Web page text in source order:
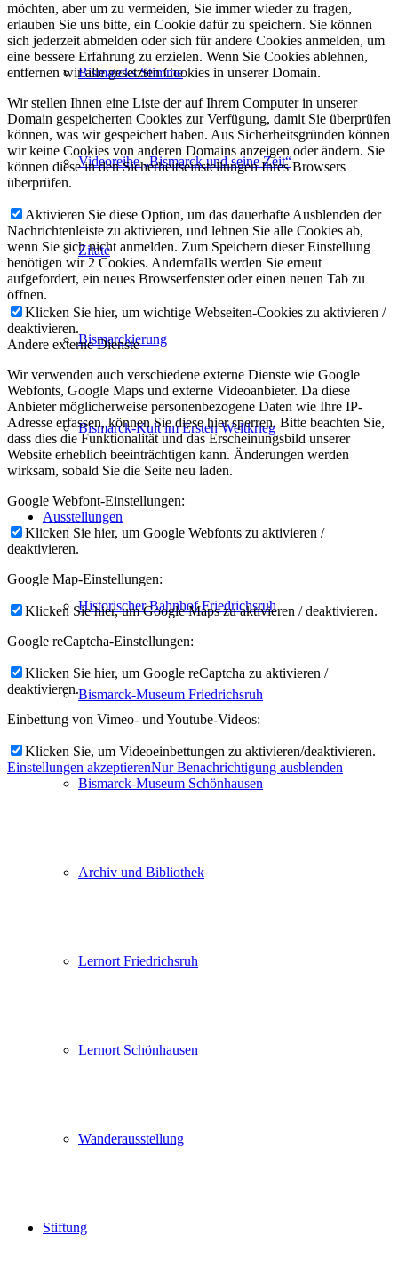
Bismarcks Stimme
Videoreihe „Bismarck und seine Zeit“
Zitate
Bismarckierung
Bismarck-Kult im Ersten Weltkrieg
Ausstellungen
Historischer Bahnhof Friedrichsruh
Bismarck-Museum Friedrichsruh
Bismarck-Museum Schönhausen
Archiv und Bibliothek
Lernort Friedrichsruh
Lernort Schönhausen
Wanderausstellung
Stiftung
möchten, aber um zu vermeiden, Sie immer wieder zu fragen,
erlauben Sie uns bitte, ein Cookie dafür zu speichern. Sie können
sich jederzeit abmelden oder sich für andere Cookies anmelden, um
eine bessere Erfahrung zu erzielen. Wenn Sie Cookies ablehnen,
entfernen wir alle gesetzten Cookies in unserer Domain.
Wir stellen Ihnen eine Liste der auf Ihrem Computer in unserer
Domain gespeicherten Cookies zur Verfügung, damit Sie überprüfen
können, was wir gespeichert haben. Aus Sicherheitsgründen können
wir keine Cookies von anderen Domains anzeigen oder ändern. Sie
können diese in den Sicherheitseinstellungen Ihres Browsers
überprüfen.
Aktivieren Sie diese Option, um das dauerhafte Ausblenden der
Nachrichtenleiste zu aktivieren, und lehnen Sie alle Cookies ab,
wenn Sie sich nicht anmelden. Zum Speichern dieser Einstellung
benötigen wir 2 Cookies. Andernfalls werden Sie erneut
aufgefordert, ein neues Browserfenster oder einen neuen Tab zu
öffnen.
Klicken Sie hier, um wichtige Webseiten-Cookies zu aktivieren /
deaktivieren.
Andere externe Dienste
Wir verwenden auch verschiedene externe Dienste wie Google
Webfonts, Google Maps und externe Videoanbieter. Da diese
Anbieter möglicherweise personenbezogene Daten wie Ihre IP-
Adresse erfassen, können Sie diese hier sperren. Bitte beachten Sie,
dass dies die Funktionalität und das Erscheinungsbild unserer
Website erheblich beeinträchtigen kann. Änderungen werden
wirksam, sobald Sie die Seite neu laden.
Google Webfont-Einstellungen:
Klicken Sie hier, um Google Webfonts zu aktivieren /
deaktivieren.
Google Map-Einstellungen:
Klicken Sie hier, um Google Maps zu aktivieren / deaktivieren.
Google reCaptcha-Einstellungen:
Klicken Sie hier, um Google reCaptcha zu aktivieren /
deaktivieren.
Einbettung von Vimeo- und Youtube-Videos:
Klicken Sie, um Videoeinbettungen zu aktivieren/deaktivieren.
Einstellungen akzeptierenNur Benachrichtigung ausblenden